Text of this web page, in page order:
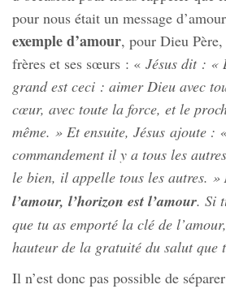
pour nous était un message
exemple d’amour, pour Dieu
frères et ses sœurs : « Jésus dit : «
grand est ceci : aimer Dieu avec
cœur, avec toute la force, et le
même. » Et ensuite, Jésus ajoute :
commandement il y a tous les
le bien, il appelle tous les autres. »
l’amour, l’horizon est l’amour. Si
que tu as emporté la clé de
hauteur de la gratuité du salut que
Il n’est donc pas possible de